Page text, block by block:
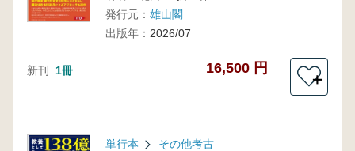
発行元： 雄山閣
出版年： 2026/07
新刊 1冊 16,500 円
＋
単行本 その他考古